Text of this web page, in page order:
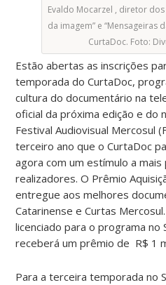
Evaldo Mocarzel , diretor dos
da imagem” e “Mensageiras
CurtaDoc. Foto:
Estão abertas as inscrições
temporada do CurtaDoc,
cultura do documentário na
oficial da próxima edição e do
Festival Audiovisual Mercosul
terceiro ano que o CurtaDoc
agora com um estímulo a mais
realizadores. O Prêmio
entregue aos melhores
Catarinense e Curtas
licenciado para o programa no
receberá um prêmio de R$ 1
Para a terceira temporada no